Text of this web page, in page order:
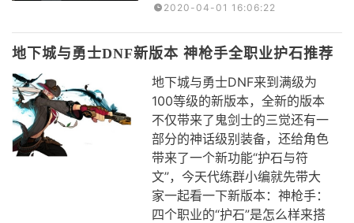
2020-04-01 16:06:22
地下城与勇士DNF新版本 神枪手全职业护石推荐
地下城与勇士DNF来到满级为
100等级的新版本，全新的版本
不仅带来了鬼剑士的三觉还有一
部分的神话级别装备，还给角色
带来了一个新功能“护石与符
文”，今天代练群小编就先带大
家一起看一下新版本：神枪手：
四个职业的“护石”是怎么样来搭